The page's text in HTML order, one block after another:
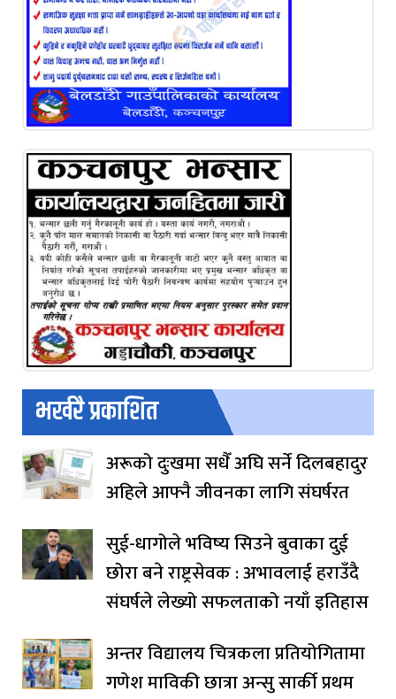
भर्खरै प्रकाशित
अरूको दुःखमा सधैँ अघि सर्ने दिलबहादुर
अहिले आफ्नै जीवनका लागि संघर्षरत
सुई-धागोले भविष्य सिउने बुवाका दुई
छोरा बने राष्ट्रसेवक : अभावलाई हराउँदै
संघर्षले लेख्यो सफलताको नयाँ इतिहास
अन्तर विद्यालय चित्रकला प्रतियोगितामा
गणेश माविकी छात्रा अन्सु सार्की प्रथम